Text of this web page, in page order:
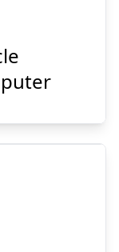
ター
answer